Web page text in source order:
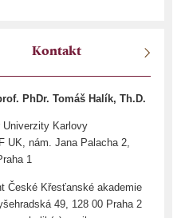
Kontakt
PhDr. Tomáš Halík, Th.D.
Univerzity Karlovy
UK, nám. Jana Palacha 2,
1
České Křesťanské akademie
49, 128 00 Praha 2